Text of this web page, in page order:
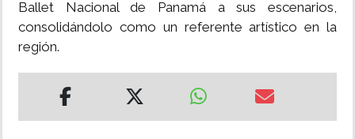
Ballet Nacional de Panamá a sus escenarios,
consolidándolo como un referente artístico en la
región.